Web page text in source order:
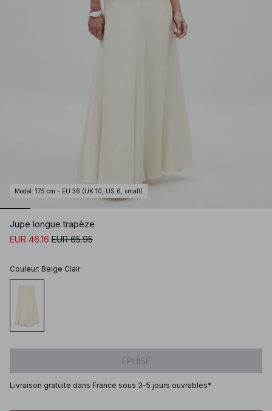
Model : 175 cm - EU 36 (UK 10, US 6, small)
Jupe longue trapèze
EUR 46.16 EUR 65.95
Couleur: Beige Clair
ÉPUISÉ
Livraison gratuite dans France sous 3-5 jours ouvrables*